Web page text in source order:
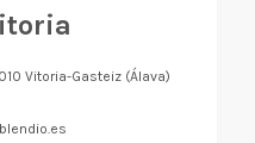
Vitoria-Gasteiz (Álava)